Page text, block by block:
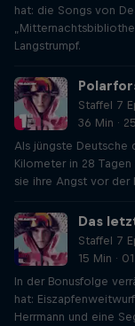
hat: die Songs von
Langstrumpf.
Staffel 7
36 Min ·
Als jüngste Deutsche
Kilometer in 28 Tagen
sie ihre Angst vor der
Das
Staffel 7
15 Min ·
In der Bonusfolge
hat:
Herrmann und eine